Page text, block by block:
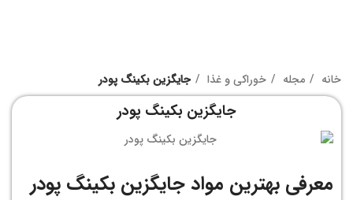
خانه مجله خوراکی و غذا جایگزین بکینگ پودر
جایگزین بکینگ پودر
معرفی بهترین مواد جایگزین بکینگ پودر